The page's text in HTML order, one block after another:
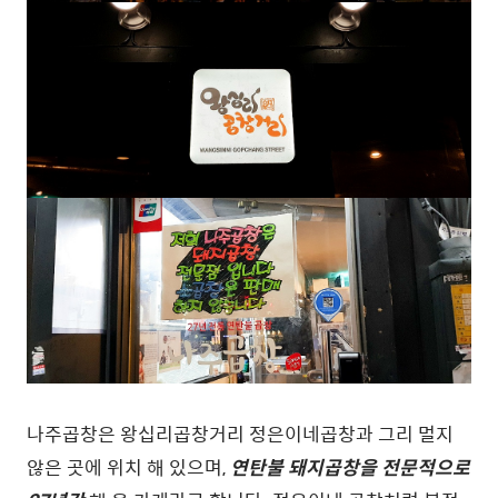
나주곱창은 왕십리곱창거리 정은이네곱창과 그리 멀지
않은 곳에 위치 해 있으며, 연탄불 돼지곱창을 전문적으로